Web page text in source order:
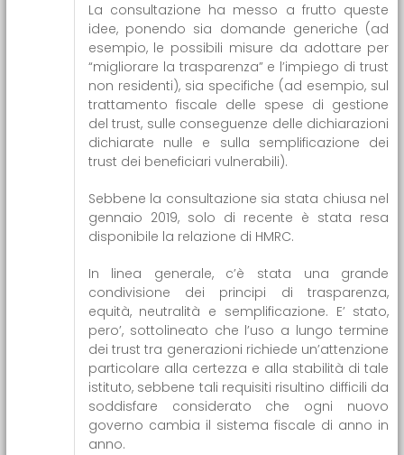
La consultazione ha messo a frutto queste
idee, ponendo sia domande generiche (ad
esempio, le possibili misure da adottare per
“migliorare la trasparenza” e l’impiego di trust
non residenti), sia specifiche (ad esempio, sul
trattamento fiscale delle spese di gestione
del trust, sulle conseguenze delle dichiarazioni
dichiarate nulle e sulla semplificazione dei
trust dei beneficiari vulnerabili).
Sebbene la consultazione sia stata chiusa nel
gennaio 2019, solo di recente è stata resa
disponibile la relazione di HMRC.
In linea generale, c’è stata una grande
condivisione dei principi di trasparenza,
equità, neutralità e semplificazione. E’ stato,
pero’, sottolineato che l’uso a lungo termine
dei trust tra generazioni richiede un’attenzione
particolare alla certezza e alla stabilità di tale
istituto, sebbene tali requisiti risultino difficili da
soddisfare considerato che ogni nuovo
governo cambia il sistema fiscale di anno in
anno.